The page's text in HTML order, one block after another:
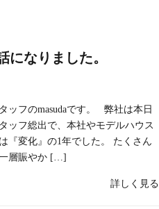
になりました。
ッフのmasudaです。 弊社は本日
ッフ総出で、本社やモデルハウス
『変化』の1年でした。 たくさん
層賑やか […]
詳しく見る